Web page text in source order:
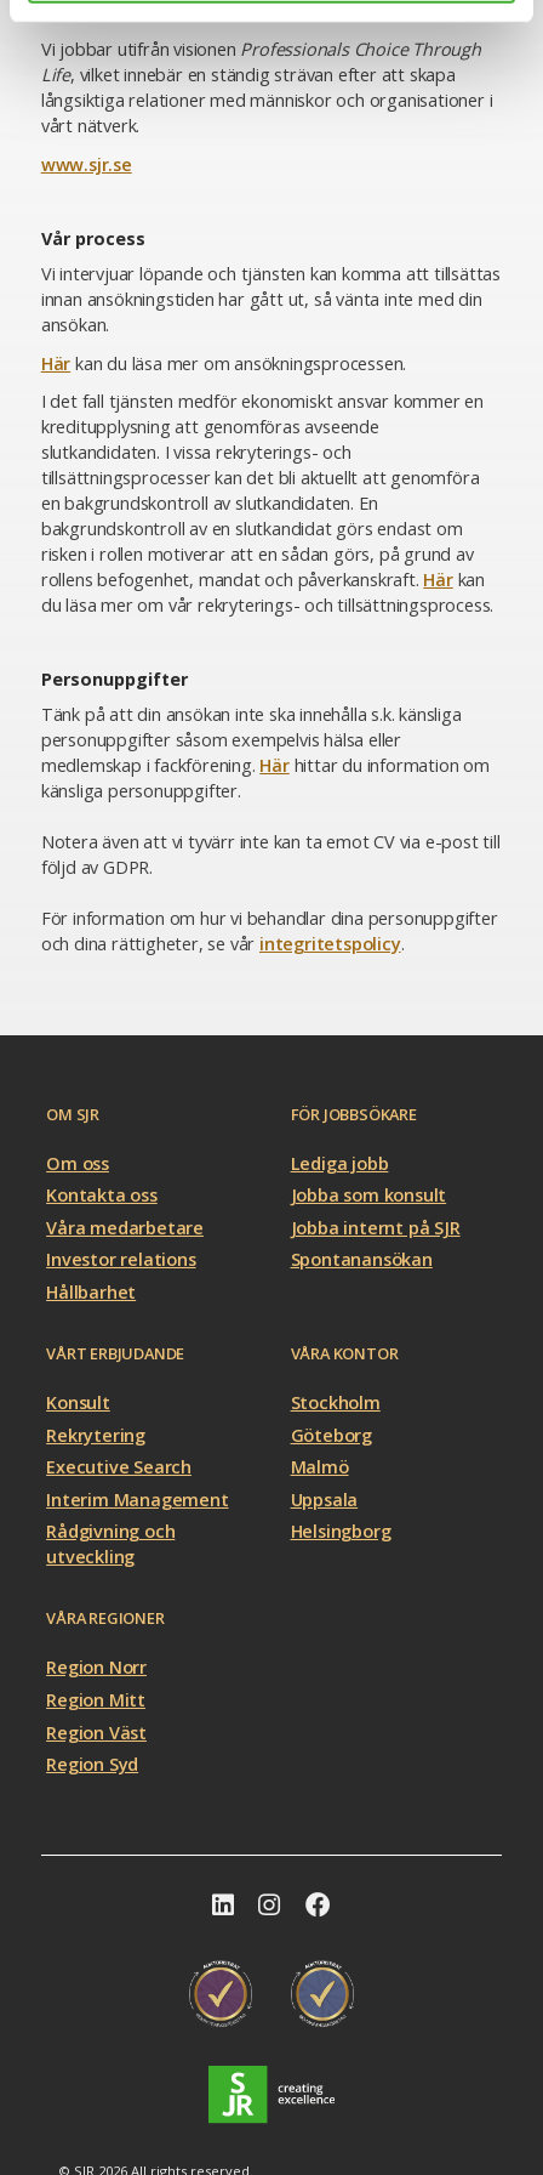
och Wes AB.
Vi jobbar utifrån visionen Professionals Choice Through
Life, vilket innebär en ständig strävan efter att skapa
långsiktiga relationer med människor och organisationer i
vårt nätverk.
www.sjr.se
Vår process
Vi intervjuar löpande och tjänsten kan komma att tillsättas
innan ansökningstiden har gått ut, så vänta inte med din
ansökan.
Här kan du läsa mer om ansökningsprocessen.
I det fall tjänsten medför ekonomiskt ansvar kommer en
kreditupplysning att genomföras avseende
slutkandidaten. I vissa rekryterings- och
tillsättningsprocesser kan det bli aktuellt att genomföra
en bakgrundskontroll av slutkandidaten. En
bakgrundskontroll av en slutkandidat görs endast om
risken i rollen motiverar att en sådan görs, på grund av
rollens befogenhet, mandat och påverkanskraft. Härkan
du läsa mer om vår rekryterings- och tillsättningsprocess.
Personuppgifter
Tänk på att din ansökan inte ska innehålla s.k. känsliga
personuppgifter såsom exempelvis hälsa eller
medlemskap i fackförening. Härhittar du information om
känsliga personuppgifter.
Notera även att vi tyvärr inte kan ta emot CV via e-post till
följd av GDPR.
För information om hur vi behandlar dina personuppgifter
och dina rättigheter, se vår integritetspolicy.
OM SJR
Om oss
Kontakta oss
Våra medarbetare
Investor relations
Hållbarhet
FÖR JOBBSÖKARE
Lediga jobb
Jobba som konsult
Jobba internt på SJR
Spontanansökan
VÅRT ERBJUDANDE
Konsult
Rekrytering
Executive Search
Interim Management
Rådgivning och
utveckling
VÅRA KONTOR
Stockholm
Göteborg
Malmö
Uppsala
Helsingborg
VÅRA REGIONER
Region Norr
Region Mitt
Region Väst
Region Syd
© SJR 2026 All rights reserved.